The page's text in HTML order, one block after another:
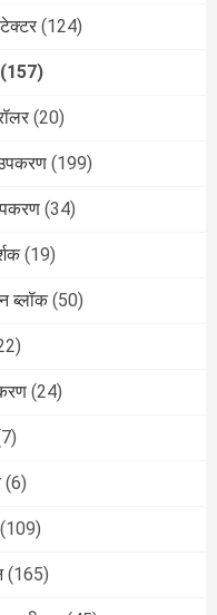
(124)
(157)
(20)
(199)
(34)
(19)
ब्लॉक (50)
(24)
(6)
(109)
(165)